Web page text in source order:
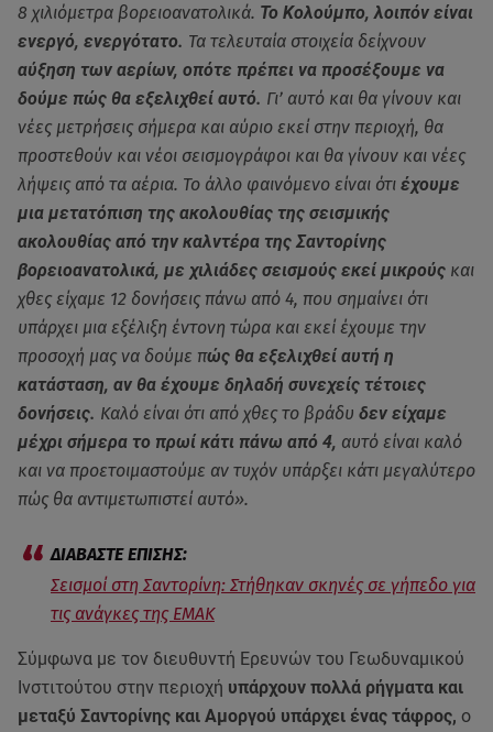
8 χιλιόμετρα βορειοανατολικά. Το Κολούμπο, λοιπόν είναι
ενεργό, ενεργότατο. Τα τελευταία στοιχεία δείχνουν
αύξηση των αερίων, οπότε πρέπει να προσέξουμε να
δούμε πώς θα εξελιχθεί αυτό. Γι’ αυτό και θα γίνουν και
νέες μετρήσεις σήμερα και αύριο εκεί στην περιοχή, θα
προστεθούν και νέοι σεισμογράφοι και θα γίνουν και νέες
λήψεις από τα αέρια. Το άλλο φαινόμενο είναι ότι έχουμε
μια μετατόπιση της ακολουθίας της σεισμικής
ακολουθίας από την καλντέρα της Σαντορίνης
βορειοανατολικά, με χιλιάδες σεισμούς εκεί μικρούς και
χθες είχαμε 12 δονήσεις πάνω από 4, που σημαίνει ότι
υπάρχει μια εξέλιξη έντονη τώρα και εκεί έχουμε την
προσοχή μας να δούμε πώς θα εξελιχθεί αυτή η
κατάσταση, αν θα έχουμε δηλαδή συνεχείς τέτοιες
δονήσεις. Καλό είναι ότι από χθες το βράδυ δεν είχαμε
μέχρι σήμερα το πρωί κάτι πάνω από 4, αυτό είναι καλό
και να προετοιμαστούμε αν τυχόν υπάρξει κάτι μεγαλύτερο
πώς θα αντιμετωπιστεί αυτό».
Σεισμοί στη Σαντορίνη: Στήθηκαν σκηνές σε γήπεδο για
τις ανάγκες της ΕΜΑΚ
Σύμφωνα με τον διευθυντή Ερευνών του Γεωδυναμικού
Ινστιτούτου στην περιοχή υπάρχουν πολλά ρήγματα και
μεταξύ Σαντορίνης και Αμοργού υπάρχει ένας τάφρος, ο